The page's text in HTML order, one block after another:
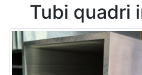
Tubi quadri